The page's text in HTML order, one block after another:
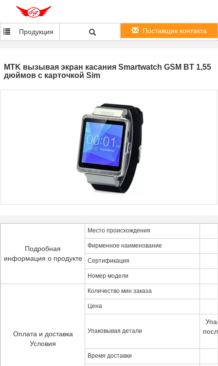
Продукция Поставщик контакта
MTK вызывая экран касания Smartwatch GSM BT 1,55
дюймов с карточкой Sim
Подробная
информация о продукте
Место происхождения
Фирменное наименование
Сертификация
Номер модели
Оплата и доставка
Условия
Количество мин заказа
Цена
Упаковывая детали
Время доставки